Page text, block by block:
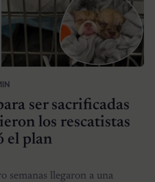
ser sacrificadas
los rescatistas
el plan
semanas llegaron a una